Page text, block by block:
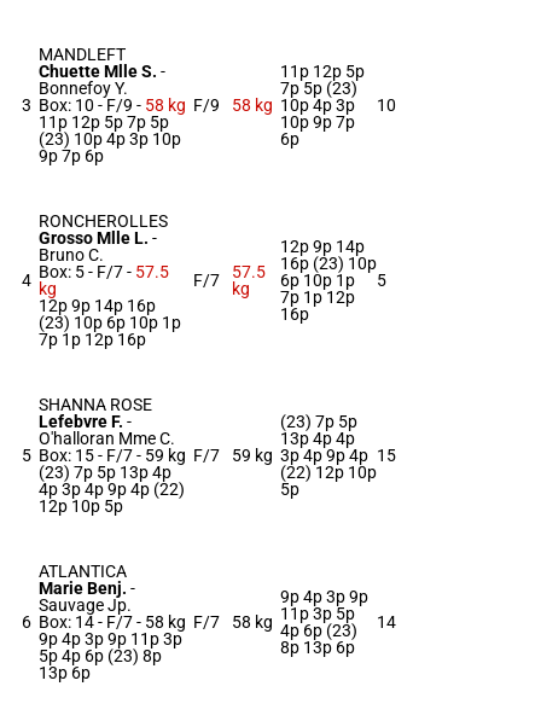
3
MANDLEFT
Chuette Mlle S. -
Bonnefoy Y.
Box: 10 - F/9 - 58 kg
11p 12p 5p 7p 5p
(23) 10p 4p 3p 10p
9p 7p 6p
F/9 58 kg
11p 12p 5p
7p 5p (23)
10p 4p 3p
10p 9p 7p
6p
10
4
RONCHEROLLES
Grosso Mlle L. -
Bruno C.
Box: 5 - F/7 - 57.5
kg
12p 9p 14p 16p
(23) 10p 6p 10p 1p
7p 1p 12p 16p
F/7
57.5
kg
12p 9p 14p
16p (23) 10p
6p 10p 1p
7p 1p 12p
16p
5
5
SHANNA ROSE
Lefebvre F. -
O'halloran Mme C.
Box: 15 - F/7 - 59 kg
(23) 7p 5p 13p 4p
4p 3p 4p 9p 4p (22)
12p 10p 5p
F/7 59 kg
(23) 7p 5p
13p 4p 4p
3p 4p 9p 4p
(22) 12p 10p
5p
15
6
ATLANTICA
Marie Benj. -
Sauvage Jp.
Box: 14 - F/7 - 58 kg
9p 4p 3p 9p 11p 3p
5p 4p 6p (23) 8p
13p 6p
F/7 58 kg
9p 4p 3p 9p
11p 3p 5p
4p 6p (23)
8p 13p 6p
14